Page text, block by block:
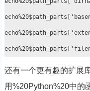
还有一个更有趣的扩展
用%20Python%20中的